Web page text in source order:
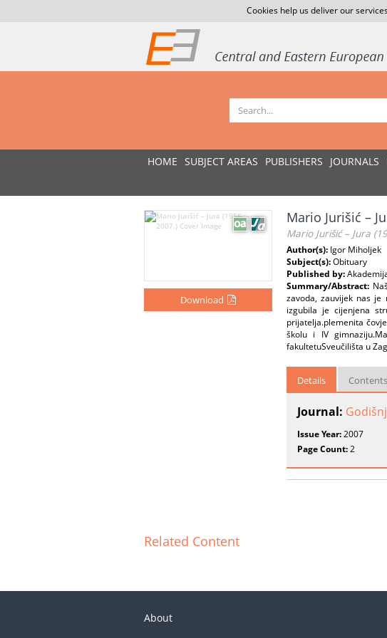
Cookies help us deliver our
HOME SUBJECT AREAS PUBLISHERS JOURNALS
Download
Mario Jurišić –
Mario Jurišić – Jura
Author(s): Igor Miholjek
Subject(s):Obituary
Published by:
Summary/Abstract:
zavoda, zauvijek nas je
izgubila je cijenjena
prijatelja.plemenita
školu i IV
fakultetuSveučilišta u
Details Contents
Journal:
Issue Year:2007
Page Count:2
Related Content
About